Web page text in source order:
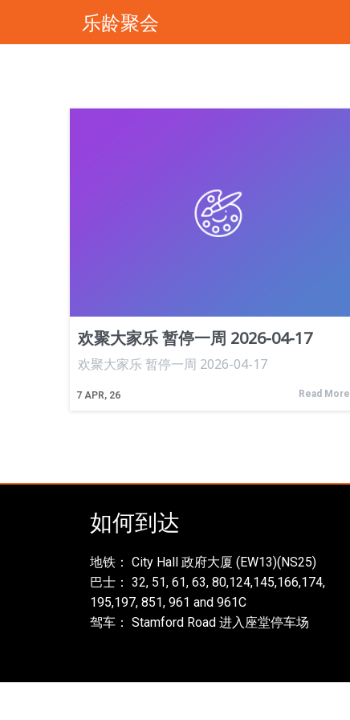
乐龄聚会
欢聚大家乐 暂停一周 2026-04-17
7 APR, 26
欢聚大家乐 暂停一周 2026-04-17
Read More
如何到达
地铁： City Hall 政府大厦 (EW13)(NS25)
巴士： 32, 51, 61, 63, 80,124,145,166,174,
195,197, 851, 961 and 961C
驾车： Stamford Road 进入座堂停车场